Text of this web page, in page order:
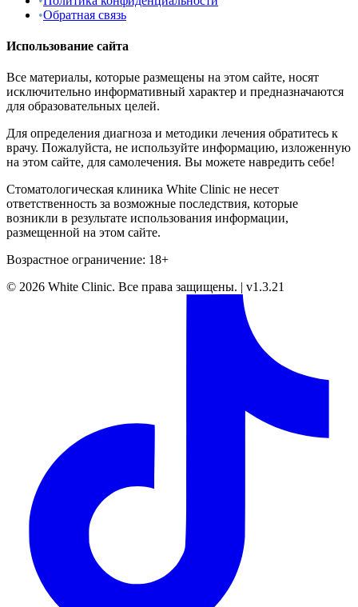
•Обратная связь
Использование сайта
Все материалы, которые размещены на этом сайте, носят
исключительно информативный характер и предназначаются
для образовательных целей.
Для определения диагноза и методики лечения обратитесь к
врачу. Пожалуйста, не используйте информацию, изложенную
на этом сайте, для самолечения. Вы можете навредить себе!
Стоматологическая клиника White Clinic не несет
ответственность за возможные последствия, которые
возникли в результате использования информации,
размещенной на этом сайте.
Возрастное ограничение: 18+
© 2026 White Clinic. Все права защищены. | v1.3.21